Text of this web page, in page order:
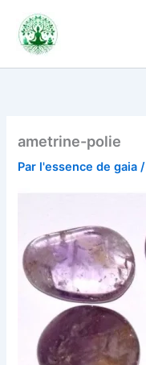
contenu
ametrine-polie
Par l'essence de gaia/